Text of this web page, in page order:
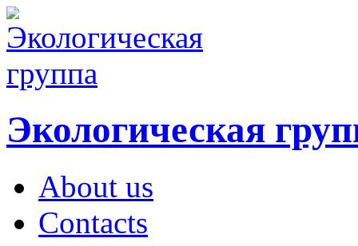
Экологическая
About us
Contacts